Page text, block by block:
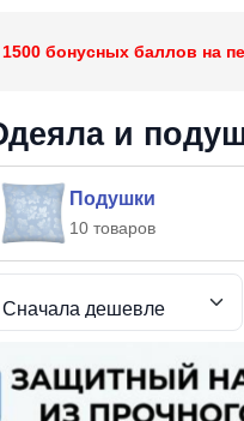
бонусных баллов на
и
Подушки
10 товаров